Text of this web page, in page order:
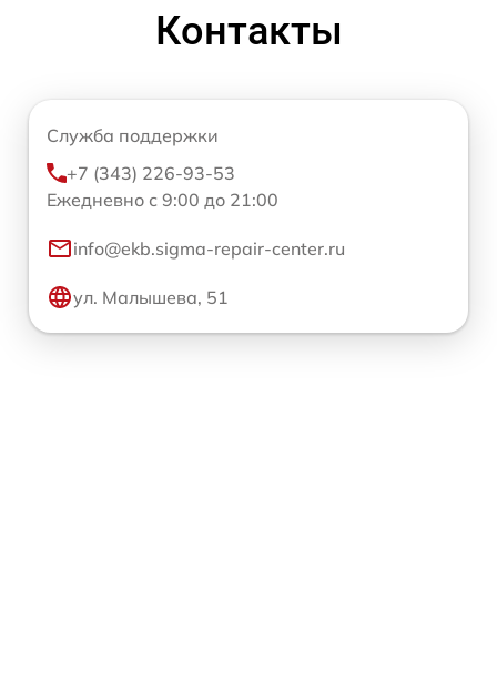
Контакты
Служба поддержки
+7 (343) 226-93-53
Ежедневно с 9:00 до 21:00
info@ekb.sigma-repair-center.ru
ул. Малышева, 51